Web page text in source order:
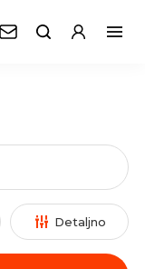
Detaljno